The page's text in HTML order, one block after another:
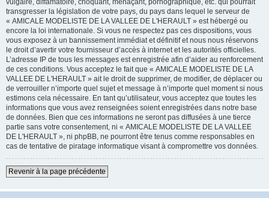
vulgaire, diffamatoire, choquant, menaçant, pornographique, etc. qui pourrait
transgresser la législation de votre pays, du pays dans lequel le serveur de
« AMICALE MODELISTE DE LA VALLEE DE L'HERAULT » est hébergé ou
encore la loi internationale. Si vous ne respectez pas ces dispositions, vous
vous exposez à un bannissement immédiat et définitif et nous nous réservons
le droit d’avertir votre fournisseur d’accès à internet et les autorités officielles.
L’adresse IP de tous les messages est enregistrée afin d’aider au renforcement
de ces conditions. Vous acceptez le fait que « AMICALE MODELISTE DE LA
VALLEE DE L'HERAULT » ait le droit de supprimer, de modifier, de déplacer ou
de verrouiller n’importe quel sujet et message à n’importe quel moment si nous
estimons cela nécessaire. En tant qu’utilisateur, vous acceptez que toutes les
informations que vous avez renseignées soient enregistrées dans notre base
de données. Bien que ces informations ne seront pas diffusées à une tierce
partie sans votre consentement, ni « AMICALE MODELISTE DE LA VALLEE
DE L'HERAULT », ni phpBB, ne pourront être tenus comme responsables en
cas de tentative de piratage informatique visant à compromettre vos données.
Revenir à la page précédente